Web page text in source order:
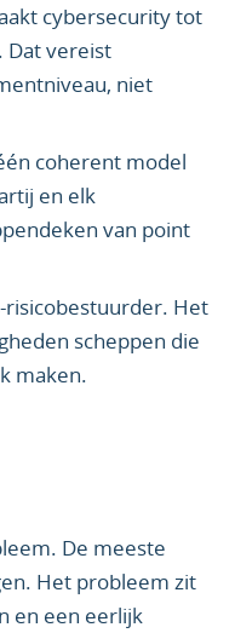
cybersecurity tot
Dat vereist
niet
coherent model
en elk
van point
risicobestuurder. Het
scheppen die
maken.
De meeste
Het probleem zit
en een eerlijk